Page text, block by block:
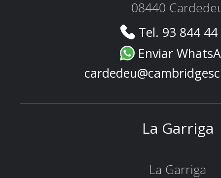
08440
Tel. 93 844
Enviar
La Garriga
La Garriga